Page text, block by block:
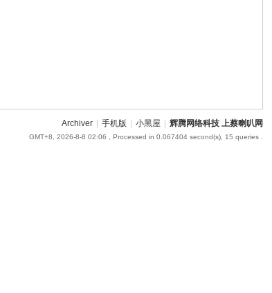
Archiver 手机版 小黑屋 辉腾网络科技 上蔡喇叭网
GMT+8, 2026-8-8 02:06 , Processed in 0.067404 second(s), 15 queries .